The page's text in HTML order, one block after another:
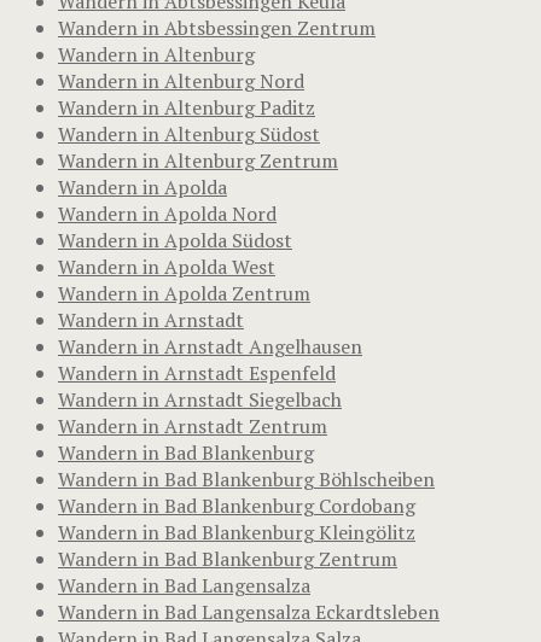
Wandern in Abtsbessingen Zentrum
Wandern in Altenburg
Wandern in Altenburg Nord
Wandern in Altenburg Paditz
Wandern in Altenburg Südost
Wandern in Altenburg Zentrum
Wandern in Apolda
Wandern in Apolda Nord
Wandern in Apolda Südost
Wandern in Apolda West
Wandern in Apolda Zentrum
Wandern in Arnstadt
Wandern in Arnstadt Angelhausen
Wandern in Arnstadt Espenfeld
Wandern in Arnstadt Siegelbach
Wandern in Arnstadt Zentrum
Wandern in Bad Blankenburg
Wandern in Bad Blankenburg Böhlscheiben
Wandern in Bad Blankenburg Cordobang
Wandern in Bad Blankenburg Kleingölitz
Wandern in Bad Blankenburg Zentrum
Wandern in Bad Langensalza
Wandern in Bad Langensalza Eckardtsleben